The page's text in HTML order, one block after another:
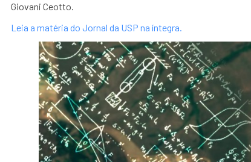
Giovani Ceotto.
Leia a matéria do Jornal da USP na íntegra.